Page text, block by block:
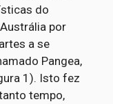
do
por
a se
Pangea,
1). Isto fez
tempo,